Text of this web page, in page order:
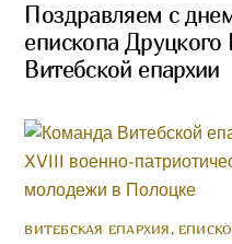
Поздравляем с
епископа Друцкого
Витебской епархии
ВИТЕБСКАЯ ЕПАРХИЯ,